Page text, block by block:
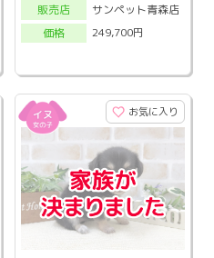
販売店
サンペット青森店
価格
249,700円
お気に入り